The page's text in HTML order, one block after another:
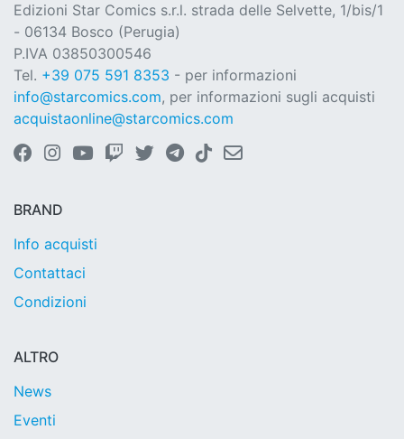
Edizioni Star Comics s.r.l. strada delle Selvette, 1/bis/1
- 06134 Bosco (Perugia)
P.IVA 03850300546
Tel. +39 075 591 8353 - per informazioni
info@starcomics.com, per informazioni sugli acquisti
acquistaonline@starcomics.com
BRAND
Info acquisti
Contattaci
Condizioni
ALTRO
News
Eventi